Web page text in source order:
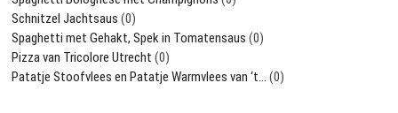
Schnitzel Jachtsaus (0)
Spaghetti met Gehakt, Spek in Tomatensaus (0)
Pizza van Tricolore Utrecht (0)
Patatje Stoofvlees en Patatje Warmvlees van ‘t… (0)